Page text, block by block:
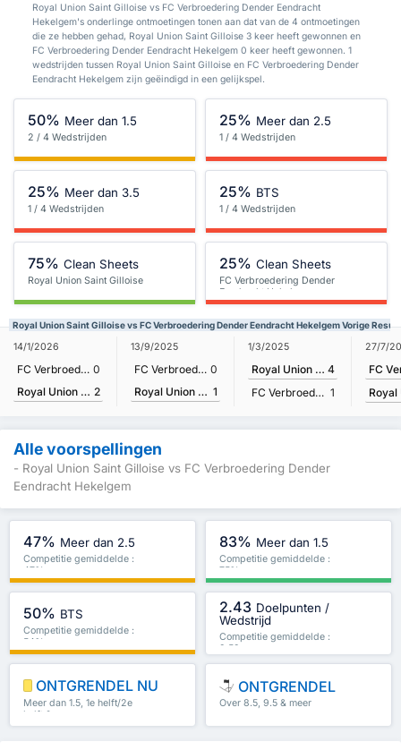
Royal Union Saint Gilloise vs FC Verbroedering Dender Eendracht
Hekelgem's onderlinge ontmoetingen tonen aan dat van de 4 ontmoetingen
die ze hebben gehad, Royal Union Saint Gilloise 3 keer heeft gewonnen en
FC Verbroedering Dender Eendracht Hekelgem 0 keer heeft gewonnen. 1
wedstrijden tussen Royal Union Saint Gilloise en FC Verbroedering Dender
Eendracht Hekelgem zijn geëindigd in een gelijkspel.
50% Meer dan 1.5
2 / 4 Wedstrijden
25% Meer dan 2.5
1 / 4 Wedstrijden
25% Meer dan 3.5
1 / 4 Wedstrijden
25% BTS
1 / 4 Wedstrijden
75% Clean Sheets
Royal Union Saint Gilloise
25% Clean Sheets
FC Verbroedering Dender
Eendracht Hekelgem
Royal Union Saint Gilloise vs FC Verbroedering Dender Eendracht Hekelgem Vorige
14/1/2026
FC Verbroedering Dender Eendracht Hekelgem 0
Royal Union Saint Gilloise 2
13/9/2025
FC Verbroedering Dender Eendracht Hekelgem 0
Royal Union Saint Gilloise 1
1/3/2025
Royal Union Saint Gilloise 4
FC Verbroedering Dender Eendracht Hekelgem 1
27/7/
Alle voorspellingen
- Royal Union Saint Gilloise vs FC Verbroedering Dender
Eendracht Hekelgem
47% Meer dan 2.5
Competitie gemiddelde :
47%
83% Meer dan 1.5
Competitie gemiddelde :
75%
50% BTS
Competitie gemiddelde :
54%
2.43 Doelpunten /
Wedstrijd
Competitie gemiddelde :
2.59
ONTGRENDEL NU
Meer dan 1.5, 1e helft/2e
helft & meer
ONTGRENDEL
Over 8.5, 9.5 & meer